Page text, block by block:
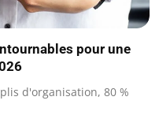
pour une
d'organisation, 80 %